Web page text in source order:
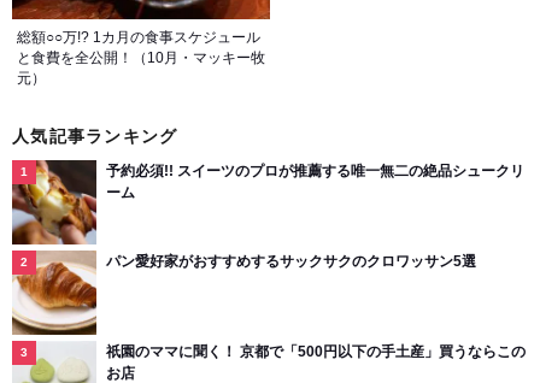
総額○○万!? 1カ月の食事スケジュール
と食費を全公開！（10月・マッキー牧
元）
人気記事ランキング
予約必須!! スイーツのプロが推薦する唯一無二の絶品シュークリ
ーム
パン愛好家がおすすめするサックサクのクロワッサン5選
祇園のママに聞く！ 京都で「500円以下の手土産」買うならこの
お店